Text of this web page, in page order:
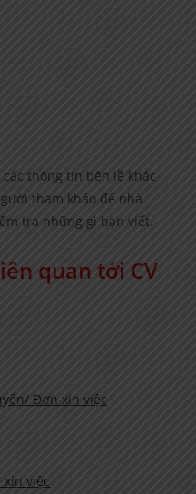
thông tin bên lề khác
tham khảo để nhà
tra những gì bạn viết.
quan tới CV
Đơn xin việc
việc